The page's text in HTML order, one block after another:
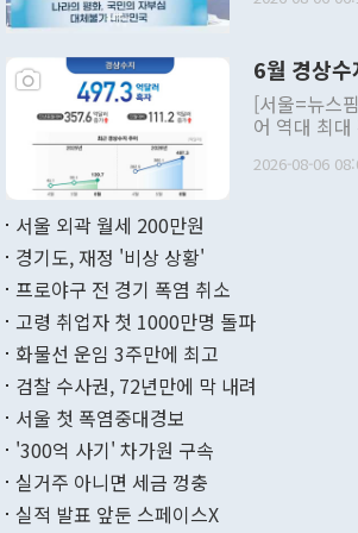
주의적 희망
관의 대북
관 부처 장
관의 무리한
다. [정동영 통일부 장관이 지난달 23일 오후 서울 종로구 정부서울청사에
무너졌다고
함께 4자 대
6월 경상
[서울=뉴스
어 역대 최
료=한국은행] 한국은행이 6일 발표한 '2026년 6월 국제수지(잠정)'
며 월간 기
196.9% 급
수출은
2026-08-06
서울 외곽 월세 200만원
경기도, 재정 '비상 상황'
프로야구 전 경기 폭염 취소
고령 취업자 첫 1000만명 돌파
화물선 운임 3주만에 최고
검찰 수사권, 72년만에 막 내려
서울 첫 폭염중대경보
'300억 사기' 차가원 구속
실거주 아니면 세금 껑충
실적 발표 앞둔 스페이스X